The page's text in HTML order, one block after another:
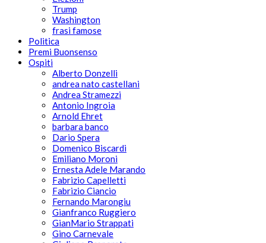
Trump
Washington
frasi famose
Politica
Premi Buonsenso
Ospiti
Alberto Donzelli
andrea nato castellani
Andrea Stramezzi
Antonio Ingroia
Arnold Ehret
barbara banco
Dario Spera
Domenico Biscardi
Emiliano Moroni
Ernesta Adele Marando
Fabrizio Capelletti
Fabrizio Ciancio
Fernando Marongiu
Gianfranco Ruggiero
GianMario Strappati
Gino Carnevale